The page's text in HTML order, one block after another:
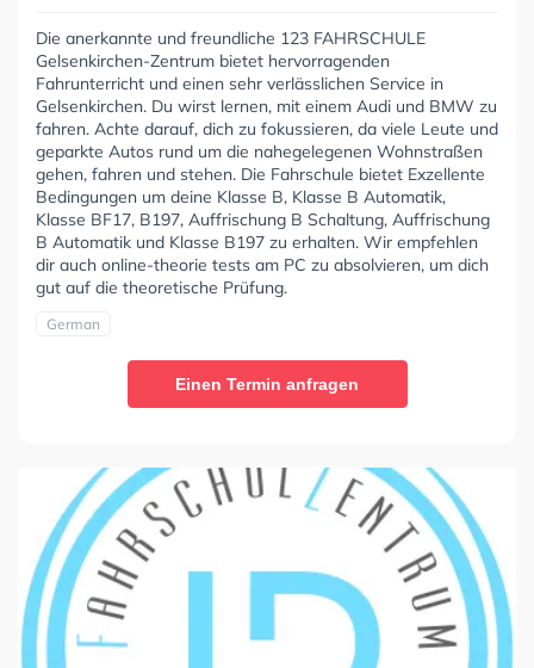
Die anerkannte und freundliche 123 FAHRSCHULE
Gelsenkirchen-Zentrum bietet hervorragenden
Fahrunterricht und einen sehr verlässlichen Service in
Gelsenkirchen. Du wirst lernen, mit einem Audi und BMW zu
fahren. Achte darauf, dich zu fokussieren, da viele Leute und
geparkte Autos rund um die nahegelegenen Wohnstraßen
gehen, fahren und stehen. Die Fahrschule bietet Exzellente
Bedingungen um deine Klasse B, Klasse B Automatik,
Klasse BF17, B197, Auffrischung B Schaltung, Auffrischung
B Automatik und Klasse B197 zu erhalten. Wir empfehlen
dir auch online-theorie tests am PC zu absolvieren, um dich
gut auf die theoretische Prüfung.
German
Einen Termin anfragen